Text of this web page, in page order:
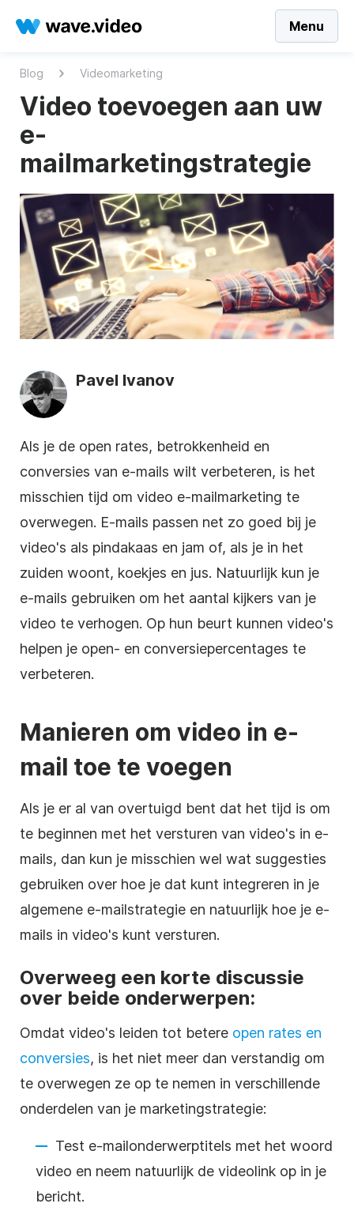
Menu
Blog Videomarketing
Video toevoegen aan uw
e-
mailmarketingstrategie
Pavel Ivanov
Als je de open rates, betrokkenheid en
conversies van e-mails wilt verbeteren, is het
misschien tijd om video e-mailmarketing te
overwegen. E-mails passen net zo goed bij je
video's als pindakaas en jam of, als je in het
zuiden woont, koekjes en jus. Natuurlijk kun je
e-mails gebruiken om het aantal kijkers van je
video te verhogen. Op hun beurt kunnen video's
helpen je open- en conversiepercentages te
verbeteren.
Manieren om video in e-
mail toe te voegen
Als je er al van overtuigd bent dat het tijd is om
te beginnen met het versturen van video's in e-
mails, dan kun je misschien wel wat suggesties
gebruiken over hoe je dat kunt integreren in je
algemene e-mailstrategie en natuurlijk hoe je e-
mails in video's kunt versturen.
Overweeg een korte discussie
over beide onderwerpen:
Omdat video's leiden tot betere open rates en
conversies, is het niet meer dan verstandig om
te overwegen ze op te nemen in verschillende
onderdelen van je marketingstrategie:
Test e-mailonderwerptitels met het woord
video en neem natuurlijk de videolink op in je
bericht.